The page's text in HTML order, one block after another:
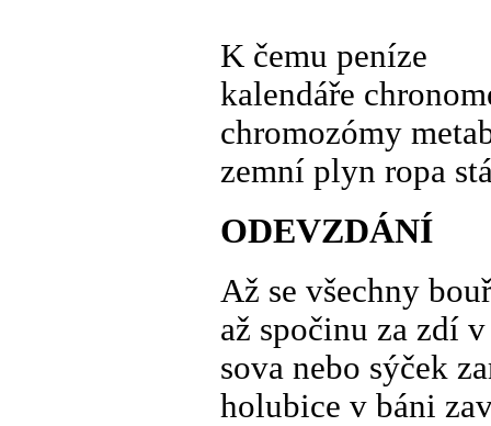
K čemu peníze
kalendáře
chromozómy
zemní plyn ropa
ODEVZDÁNÍ
Až se všechny
až spočinu za zdí
sova nebo sýček
holubice v báni